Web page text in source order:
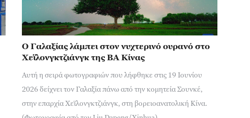
Ο Γαλαξίας λάμπει στον νυχτερινό ουρανό στο
Χεϊλονγκτζιάνγκ της ΒΑ Κίνας
Αυτή η σειρά φωτογραφιών που λήφθηκε στις 19 Ιουνίου
2026 δείχνει τον Γαλαξία πάνω από την κομητεία Σουνκέ,
στην επαρχία Χεϊλονγκτζιάνγκ, στη βορειοανατολική Κίνα.